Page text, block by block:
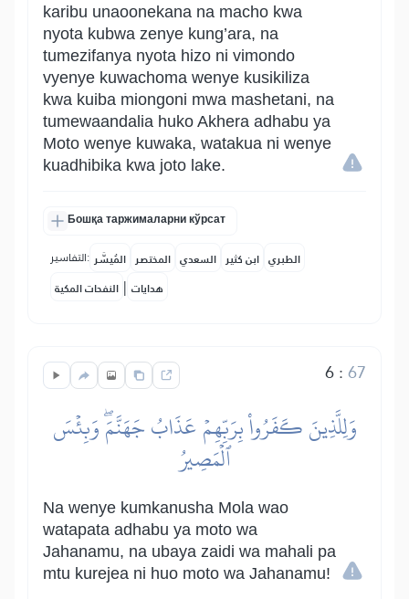
karibu unaoonekana na macho kwa
nyota kubwa zenye kung’ara, na
tumezifanya nyota hizo ni vimondo
vyenye kuwachoma wenye kusikiliza
kwa kuiba miongoni mwa mashetani, na
tumewaandalia huko Akhera adhabu ya
Moto wenye kuwaka, watakua ni wenye
kuadhibika kwa joto lake.
Бошқа таржималарни кўрсат
التفاسير: المُيسَّر المختصر السعدي ابن كثير الطبري
النفحات المكية | هدايات
6:67
وَلِلَّذِينَ كَفَرُواْ بِرَبِّهِمۡ عَذَابُ جَهَنَّمَۖ وَبِئۡسَ
ٱلۡمَصِيرُ
Na wenye kumkanusha Mola wao
watapata adhabu ya moto wa
Jahanamu, na ubaya zaidi wa mahali pa
mtu kurejea ni huo moto wa Jahanamu!